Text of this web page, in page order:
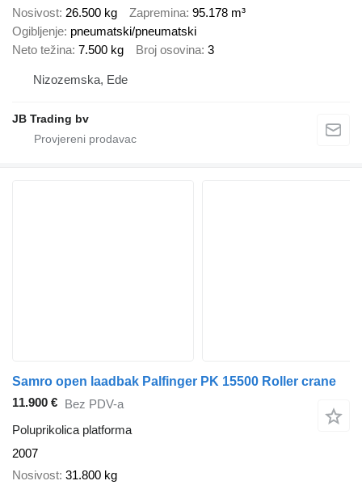
Nosivost 26.500 kg Zapremina 95.178 m³
Ogibljenje pneumatski/pneumatski
Neto težina 7.500 kg Broj osovina 3
Nizozemska, Ede
JB Trading bv
Samro open laadbak Palfinger PK 15500 Roller crane
11.900 € Bez PDV-a
Poluprikolica platforma
2007
Nosivost 31.800 kg